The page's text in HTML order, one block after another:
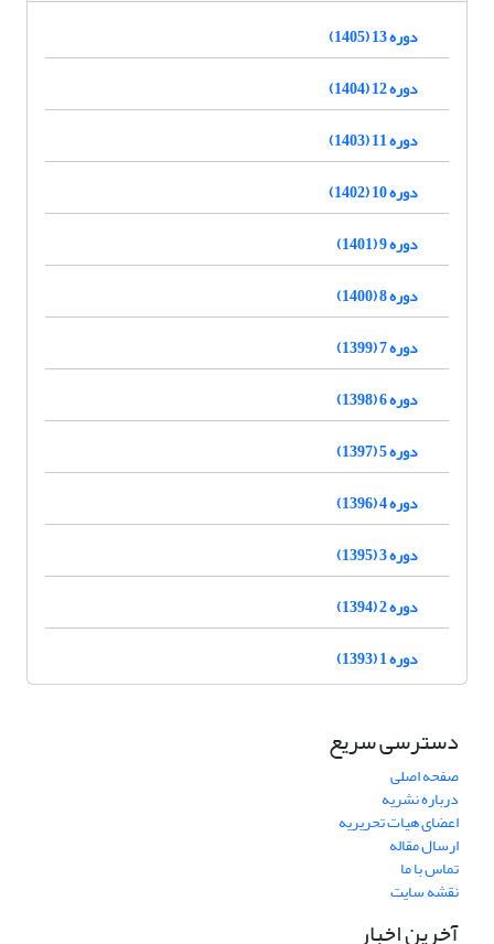
دوره 13 (1405)
دوره 12 (1404)
دوره 11 (1403)
دوره 10 (1402)
دوره 9 (1401)
دوره 8 (1400)
دوره 7 (1399)
دوره 6 (1398)
دوره 5 (1397)
دوره 4 (1396)
دوره 3 (1395)
دوره 2 (1394)
دوره 1 (1393)
دسترسی سریع
صفحه اصلی
درباره نشریه
اعضای هیات تحریریه
ارسال مقاله
تماس با ما
نقشه سایت
آخرین اخبار